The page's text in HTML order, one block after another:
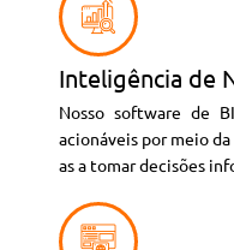
Inteligência de
Nosso software de
acionáveis por meio
as a tomar decisões